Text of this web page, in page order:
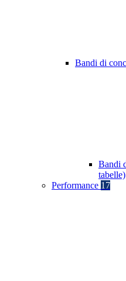
Bandi di
Bandi
tabelle)
Performance 17